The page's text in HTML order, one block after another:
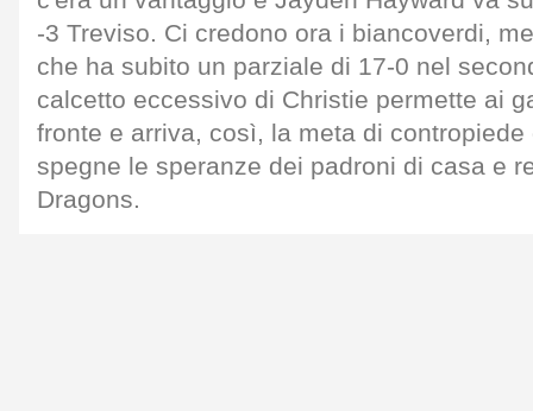
-3 Treviso. Ci credono ora i biancoverdi,
che ha subito un parziale di 17-0 nel
calcetto eccessivo di Christie permette ai
fronte e arriva, così, la meta di contropiede
spegne le speranze dei padroni di casa e
Dragons.